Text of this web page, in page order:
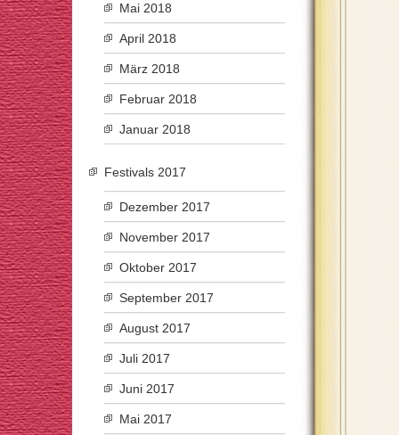
Mai 2018
April 2018
März 2018
Februar 2018
Januar 2018
Festivals 2017
Dezember 2017
November 2017
Oktober 2017
September 2017
August 2017
Juli 2017
Juni 2017
Mai 2017